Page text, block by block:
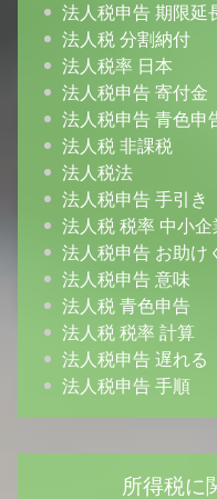
法人税申告 期限延
法人税 分割納付
法人税率 日本
法人税申告 寄付金
法人税申告 青色申
法人税 非課税
法人税法
法人税申告 手引き
法人税 税率 中小企
法人税申告 お助け
法人税申告 意味
法人税 青色申告
法人税 税率 計算
法人税申告 遅れる
法人税申告 手順
所得税に